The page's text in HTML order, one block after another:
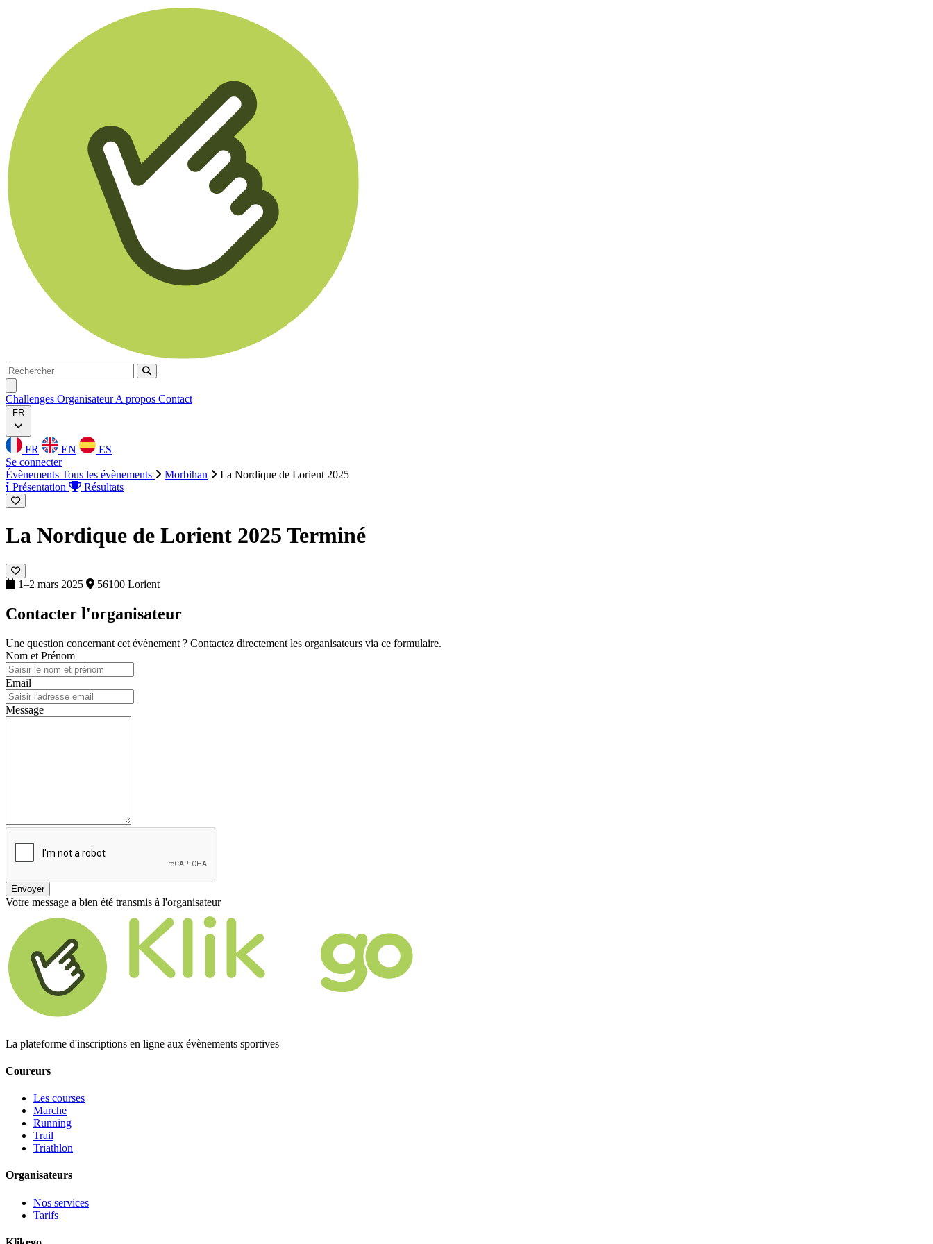
Rechercher
Rechercher
Challenges OrganisateurA propos Contact
FR
FR EN
ES
Se connecter
Évènements Tous les évènements Morbihan
La Nordique de Lorient 2025
Présentation
Résultats
La Nordique de Lorient 2025 Terminé
1–2 mars 2025 56100 Lorient
Contacter l'organisateur
Une question concernant cet évènement ? Contactez directement les organisateurs via ce formulaire.
Nom et Prénom
Email
Message
Envoyer
Votre message a bien été transmis à l'organisateur
La plateforme d'inscriptions en ligne aux évènements sportives
Coureurs
Les courses
Marche
Running
Trail
Triathlon
Organisateurs
Nos services
Tarifs